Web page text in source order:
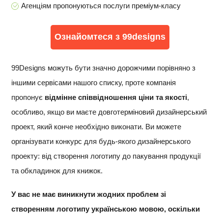
Агенціям пропонуються послуги преміум-класу
Ознайомтеся з 99designs
99Designs можуть бути значно дорожчими порівняно з
іншими сервісами нашого списку, проте компанія
пропонує відмінне співвідношення ціни та якості,
особливо, якщо ви маєте довготерміновий дизайнерський
проект, який конче необхідно виконати. Ви можете
організувати конкурс для будь-якого дизайнерського
проекту: від створення логотипу до пакування продукції
та обкладинок для книжок.
У вас не має виникнути жодних проблем зі
створенням логотипу українською мовою, оскільки